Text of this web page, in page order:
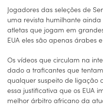
Jogadores das seleções de
uma revista humilhante
atletas que jogam em
EUA eles são apenas árabes
Os vídeos que circulam na
dado a traficantes que
qualquer suspeito de ligação
essa justificativa que os EUA
melhor árbitro africano da